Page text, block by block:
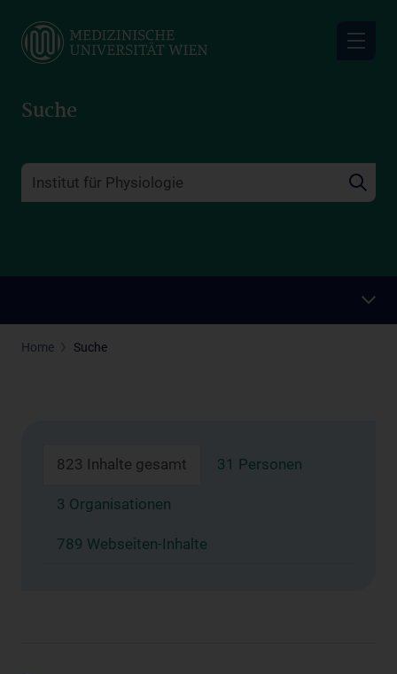
main
Suche
Home Suche
823 Inhalte gesamt 31 Personen
3 Organisationen
789 Webseiten-Inhalte